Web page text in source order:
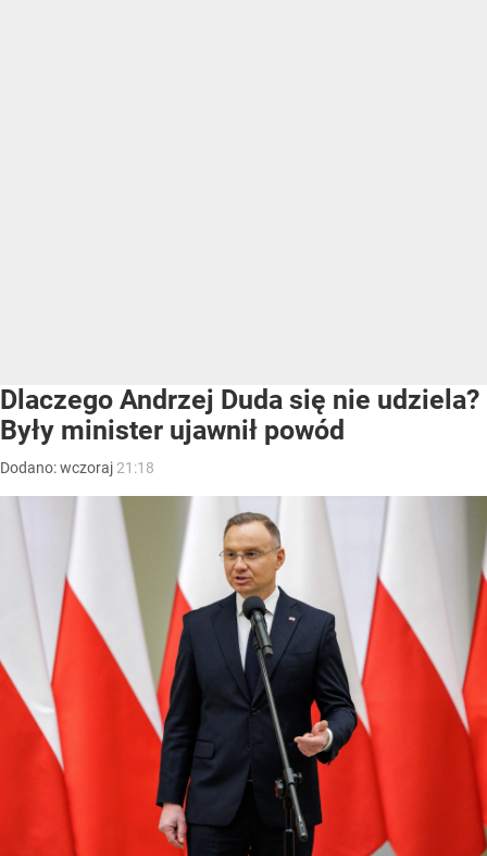
Dlaczego Andrzej Duda się nie udziela?
Były minister ujawnił powód
Dodano:wczoraj 21:18